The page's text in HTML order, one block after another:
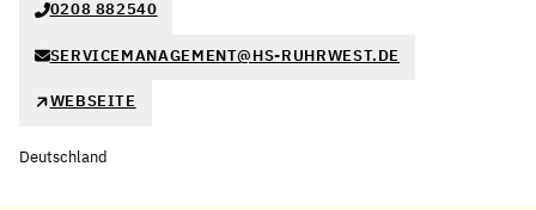
0208 882540
SERVICEMANAGEMENT@HS-RUHRWEST.DE
WEBSEITE
Deutschland